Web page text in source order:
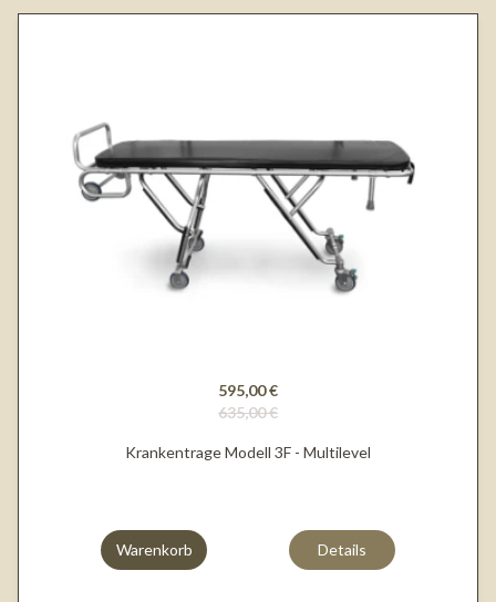
595,00 €
635,00 €
Krankentrage Modell 3F - Multilevel
Warenkorb Details